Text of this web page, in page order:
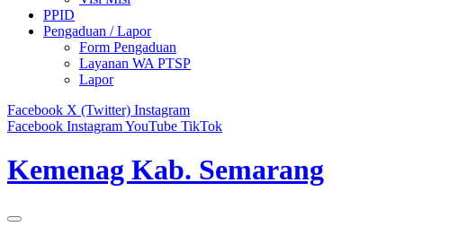
PPID
Pengaduan / Lapor
Form Pengaduan
Layanan WA PTSP
Lapor
Facebook X (Twitter) Instagram
Facebook InstagramYouTube TikTok
Kemenag Kab. Semarang